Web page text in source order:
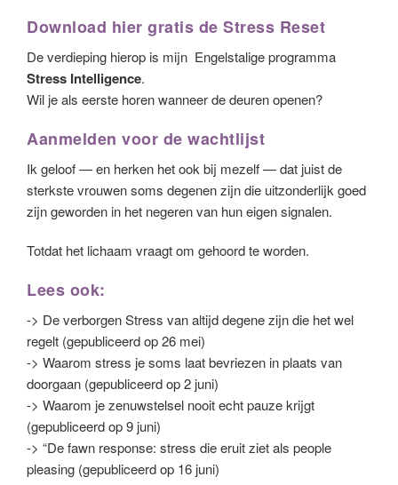
Download hier gratis de Stress Reset
De verdieping hierop is mijn Engelstalige programma
Stress Intelligence.
Wil je als eerste horen wanneer de deuren openen?
Aanmelden voor de wachtlijst
Ik geloof — en herken het ook bij mezelf — dat juist de
sterkste vrouwen soms degenen zijn die uitzonderlijk goed
zijn geworden in het negeren van hun eigen signalen.
Totdat het lichaam vraagt om gehoord te worden.
Lees ook:
-> De verborgen Stress van altijd degene zijn die het wel
regelt (gepubliceerd op 26 mei)
-> Waarom stress je soms laat bevriezen in plaats van
doorgaan (gepubliceerd op 2 juni)
-> Waarom je zenuwstelsel nooit echt pauze krijgt
(gepubliceerd op 9 juni)
-> “De fawn response: stress die eruit ziet als people
pleasing (gepubliceerd op 16 juni)